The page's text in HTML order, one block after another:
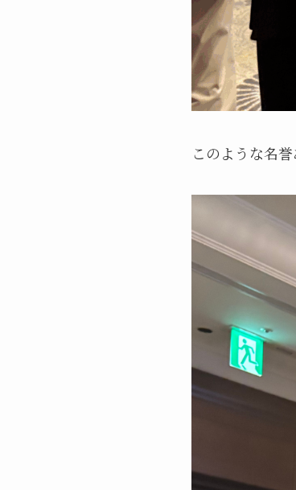
このような名